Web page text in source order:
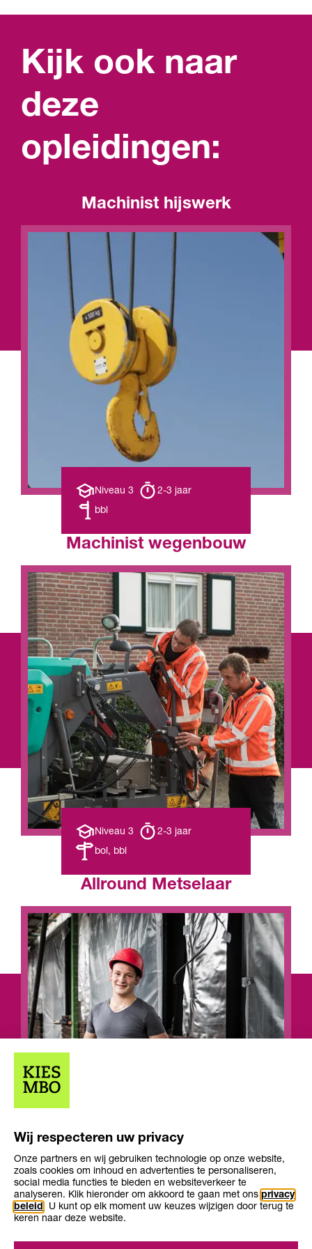
Kijk ook naar
deze
opleidingen:
Machinist hijswerk
Opleiding
Niveau 3
Opleiding
duur
2-3 jaar
Leerweg
bbl
Machinist wegenbouw
Opleiding
Niveau 3
Opleiding
duur
2-3 jaar
Leerweg
bol, bbl
Allround Metselaar
Opleiding
niveau
Niveau 3
Opleiding
duur
2-3 jaar
Leerweg
bol, bbl
Wij respecteren uw privacy
Onze partners en wij gebruiken technologie op onze website,
zoals cookies om inhoud en advertenties te personaliseren,
social media functies te bieden en websiteverkeer te
analyseren. Klik hieronder om akkoord te gaan met ons privacy
beleid . U kunt op elk moment uw keuzes wijzigen door terug te
keren naar deze website.